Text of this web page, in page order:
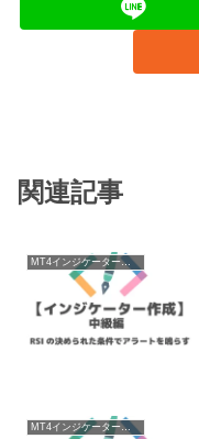
関連記事
MT4インジケーター作成
MT4インジケーター作成